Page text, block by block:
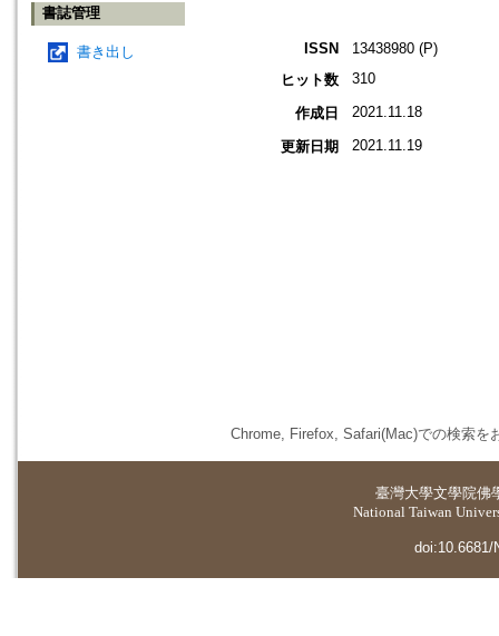
書誌管理
書き出し ISSN
13438980 (P)
ヒット数
310
作成日 2021.11.18
更新日期 2021.11.19
Chrome, Firefox, Safari(Mac)での検索を
臺灣大學文學院佛
National Taiwan
doi:10.6681/